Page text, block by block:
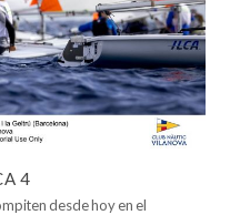
4
desde hoy en el